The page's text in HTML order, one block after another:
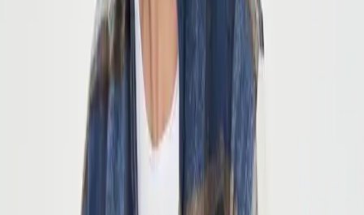
de estetik açısından avantaj sunar. Çift kapaklı cepler, günlük
eşyalarınızı güvenle taşımanızı kolaylaştırırken, gömleğin modern
siluetini bozmadan şık bir görünüm sağlar. Ayrıca,
, hem kullanımı kolaylaştırır hem de gömleğin klasik duruşunu
pekiştirir. Yaka tipi ise bisiklet yaka
olarak tasarlanmıştır, casual ve
resmi ortamlarda rahatlıkla kullanılabilir.
Kesim ve Beden Seçenekleri
Slim fit kalıp, vücut hatlarınızı ön plana çıkarırken,
sayesinde hareket özgürlüğü sunar. Ürün,
olan kullanıcılar için M ve XL beden seçenekleriyle sunulur.
Beden uyumu konusunda kullanıcılar, ürünün tam oturduğunu ve
rahatlığını dile getirir. Dar kalıp tercih edenler, bedenlerini bir beden